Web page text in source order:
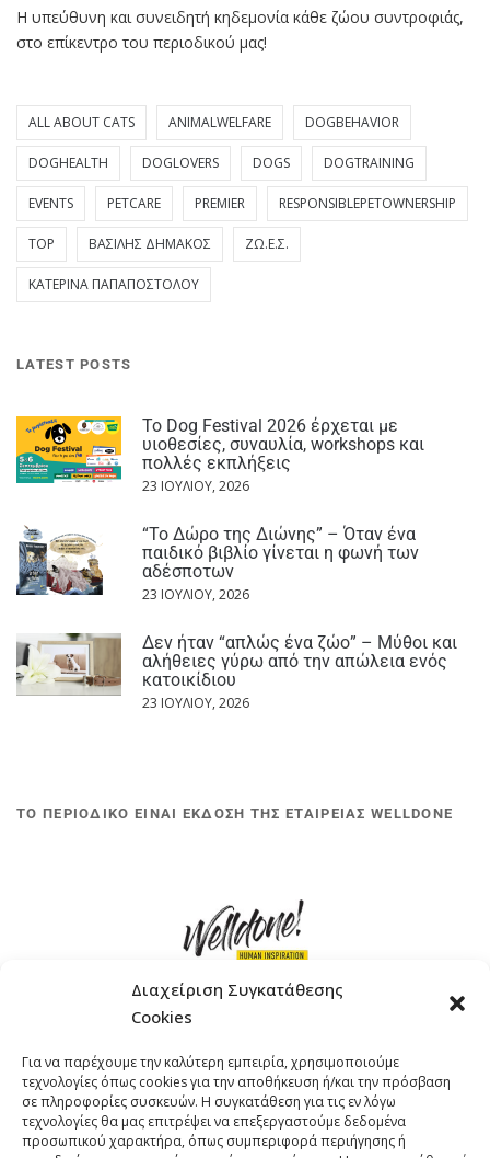
Διαχείριση Συγκατάθεσης
Cookies
Για να παρέχουμε την καλύτερη εμπειρία, χρησιμοποιούμε
τεχνολογίες όπως cookies για την αποθήκευση ή/και την πρόσβαση
σε πληροφορίες συσκευών. Η συγκατάθεση για τις εν λόγω
τεχνολογίες θα μας επιτρέψει να επεξεργαστούμε δεδομένα
προσωπικού χαρακτήρα, όπως συμπεριφορά περιήγησης ή
Η υπεύθυνη και συνειδητή κηδεμονία κάθε ζώου συντροφιάς,
στο επίκεντρο του περιοδικού μας!
ALL ABOUT CATS ANIMALWELFARE DOGBEHAVIOR
DOGHEALTH DOGLOVERS DOGS DOGTRAINING
EVENTS PETCARE PREMIER RESPONSIBLEPETOWNERSHIP
TOP ΒΑΣΊΛΗΣ ΔΗΜΆΚΟΣ ΖΩ.Ε.Σ.
ΚΑΤΕΡΊΝΑ ΠΑΠΑΠΟΣΤΌΛΟΥ
LATEST POSTS
Το Dog Festival 2026 έρχεται με
υιοθεσίες, συναυλία, workshops και
πολλές εκπλήξεις
23 ΙΟΥΛΊΟΥ, 2026
“Το Δώρο της Διώνης” – Όταν ένα
παιδικό βιβλίο γίνεται η φωνή των
αδέσποτων
23 ΙΟΥΛΊΟΥ, 2026
Δεν ήταν “απλώς ένα ζώο” – Μύθοι και
αλήθειες γύρω από την απώλεια ενός
κατοικίδιου
23 ΙΟΥΛΊΟΥ, 2026
ΤΟ ΠΕΡΙΟΔΙΚΟ ΕΙΝΑΙ ΕΚΔΟΣΗ ΤΗΣ ΕΤΑΙΡΕΙΑΣ WELLDONE
ΤΗΛΕΦΩΝΟ: +30 211 4021758
EMAIL:info@welldone.com.gr